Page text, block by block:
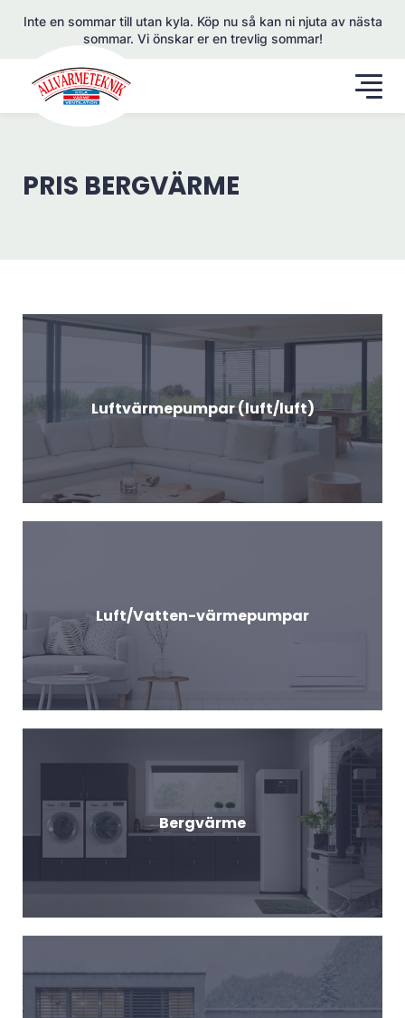
Inte en sommar till utan kyla. Köp nu så kan ni njuta av nästa
sommar. Vi önskar er en trevlig sommar!
PRIS BERGVÄRME
Luftvärmepumpar (luft/luft)
Luft/Vatten-värmepumpar
Bergvärme